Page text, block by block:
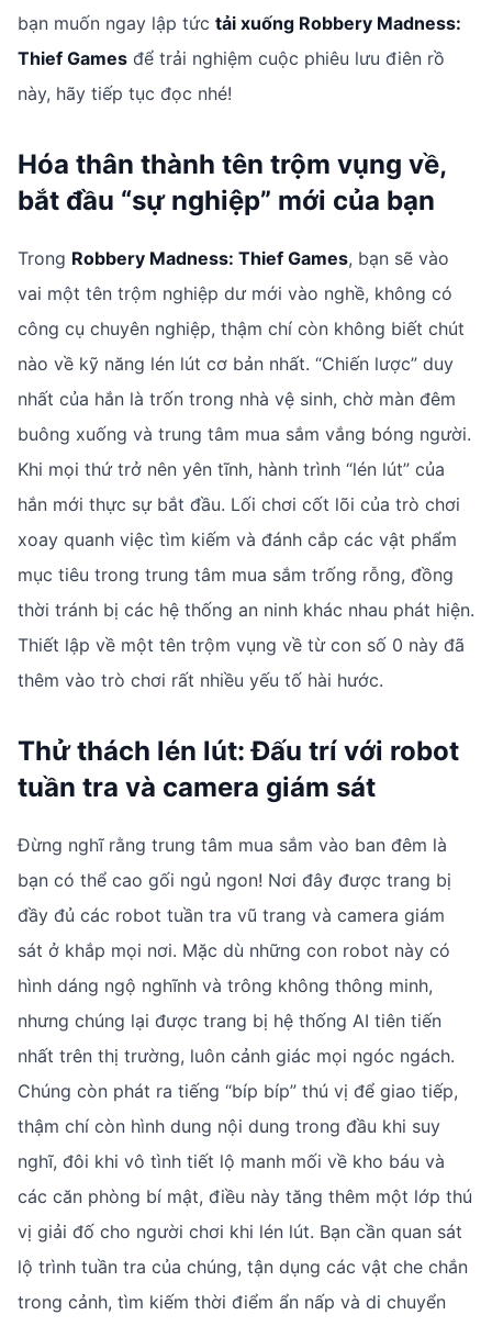
bạn muốn ngay lập tức tải xuống Robbery Madness:
Thief Games để trải nghiệm cuộc phiêu lưu điên rồ
này, hãy tiếp tục đọc nhé!
Hóa thân thành tên trộm vụng về,
bắt đầu “sự nghiệp” mới của bạn
Trong Robbery Madness: Thief Games, bạn sẽ vào
vai một tên trộm nghiệp dư mới vào nghề, không có
công cụ chuyên nghiệp, thậm chí còn không biết chút
nào về kỹ năng lén lút cơ bản nhất. “Chiến lược” duy
nhất của hắn là trốn trong nhà vệ sinh, chờ màn đêm
buông xuống và trung tâm mua sắm vắng bóng người.
Khi mọi thứ trở nên yên tĩnh, hành trình “lén lút” của
hắn mới thực sự bắt đầu. Lối chơi cốt lõi của trò chơi
xoay quanh việc tìm kiếm và đánh cắp các vật phẩm
mục tiêu trong trung tâm mua sắm trống rỗng, đồng
thời tránh bị các hệ thống an ninh khác nhau phát hiện.
Thiết lập về một tên trộm vụng về từ con số 0 này đã
thêm vào trò chơi rất nhiều yếu tố hài hước.
Thử thách lén lút: Đấu trí với robot
tuần tra và camera giám sát
Đừng nghĩ rằng trung tâm mua sắm vào ban đêm là
bạn có thể cao gối ngủ ngon! Nơi đây được trang bị
đầy đủ các robot tuần tra vũ trang và camera giám
sát ở khắp mọi nơi. Mặc dù những con robot này có
hình dáng ngộ nghĩnh và trông không thông minh,
nhưng chúng lại được trang bị hệ thống AI tiên tiến
nhất trên thị trường, luôn cảnh giác mọi ngóc ngách.
Chúng còn phát ra tiếng “bíp bíp” thú vị để giao tiếp,
thậm chí còn hình dung nội dung trong đầu khi suy
nghĩ, đôi khi vô tình tiết lộ manh mối về kho báu và
các căn phòng bí mật, điều này tăng thêm một lớp thú
vị giải đố cho người chơi khi lén lút. Bạn cần quan sát
lộ trình tuần tra của chúng, tận dụng các vật che chắn
trong cảnh, tìm kiếm thời điểm ẩn nấp và di chuyển